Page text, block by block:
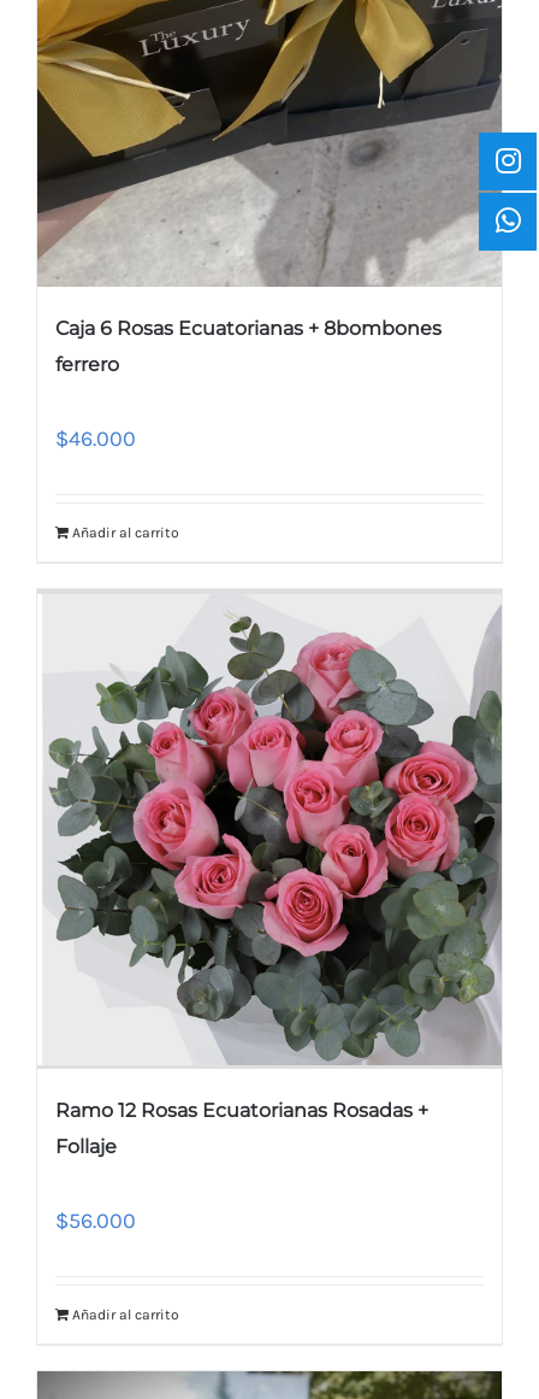
Caja 6 Rosas Ecuatorianas + 8bombones
ferrero
$46.000
Añadir al carrito
Ramo 12 Rosas Ecuatorianas Rosadas +
Follaje
$56.000
Añadir al carrito